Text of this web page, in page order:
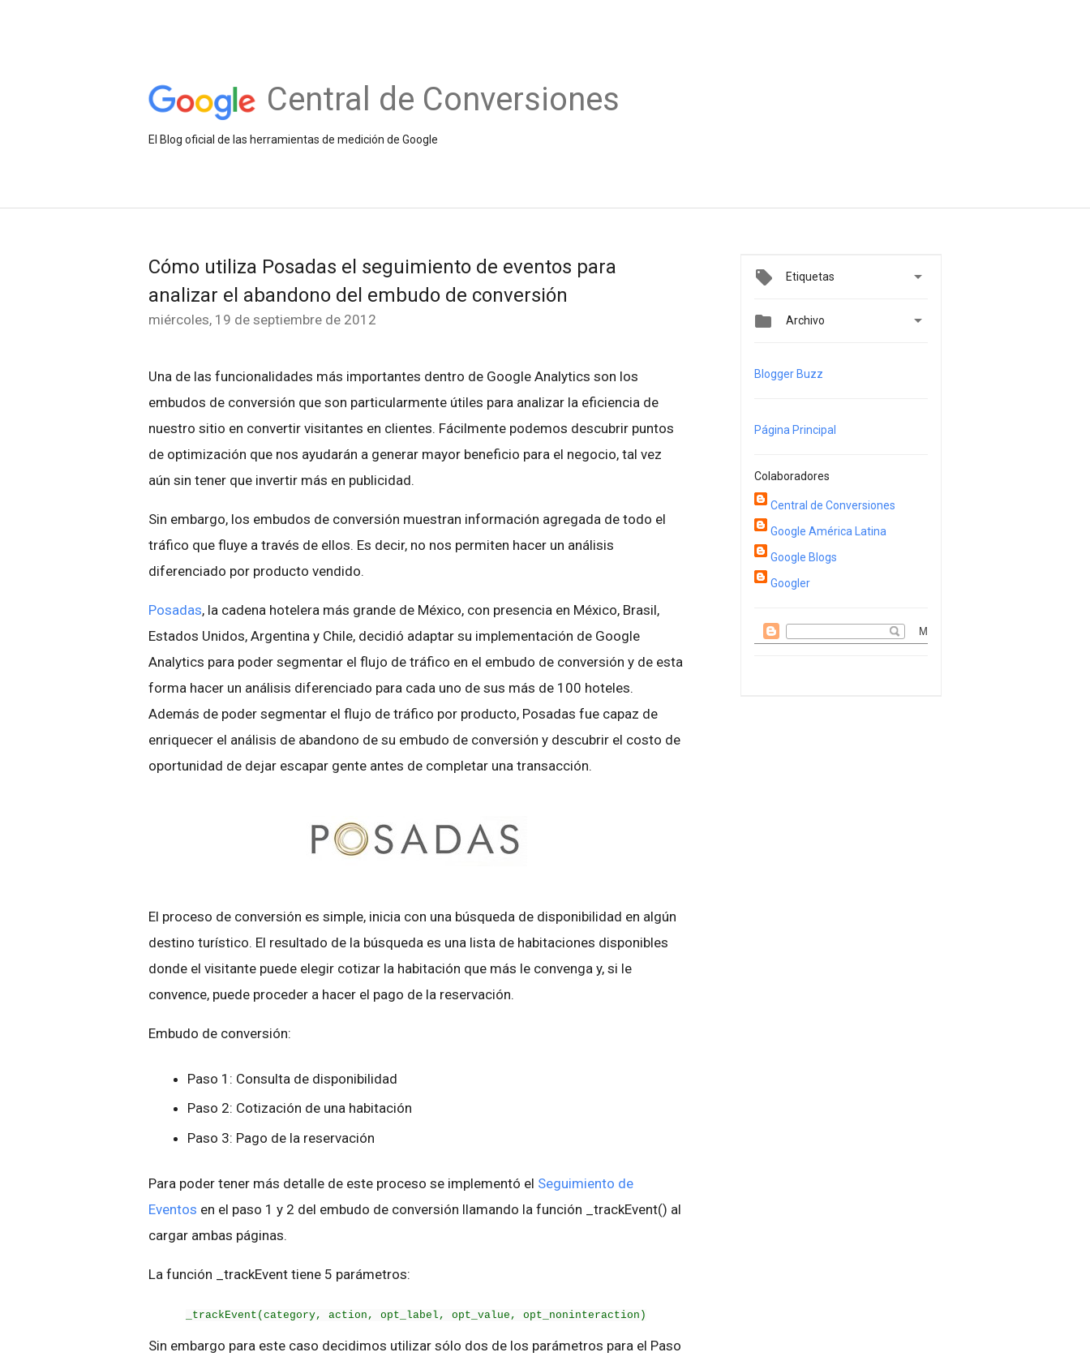
Central de Conversiones
El Blog oficial de las herramientas de medición de Google
Cómo utiliza Posadas el seguimiento de eventos para
analizar el abandono del embudo de conversión
miércoles, 19 de septiembre de 2012
Una de las funcionalidades más importantes dentro de Google Analytics son los
embudos de conversión que son particularmente útiles para analizar la eficiencia de
nuestro sitio en convertir visitantes en clientes. Fácilmente podemos descubrir puntos
de optimización que nos ayudarán a generar mayor beneficio para el negocio, tal vez
aún sin tener que invertir más en publicidad.
Sin embargo, los embudos de conversión muestran información agregada de todo el
tráfico que fluye a través de ellos. Es decir, no nos permiten hacer un análisis
diferenciado por producto vendido.
Posadas, la cadena hotelera más grande de México, con presencia en México, Brasil,
Estados Unidos, Argentina y Chile, decidió adaptar su implementación de Google
Analytics para poder segmentar el flujo de tráfico en el embudo de conversión y de esta
forma hacer un análisis diferenciado para cada uno de sus más de 100 hoteles.
Además de poder segmentar el flujo de tráfico por producto, Posadas fue capaz de
enriquecer el análisis de abandono de su embudo de conversión y descubrir el costo de
oportunidad de dejar escapar gente antes de completar una transacción.
El proceso de conversión es simple, inicia con una búsqueda de disponibilidad en algún
destino turístico. El resultado de la búsqueda es una lista de habitaciones disponibles
donde el visitante puede elegir cotizar la habitación que más le convenga y, si le
convence, puede proceder a hacer el pago de la reservación.
Embudo de conversión:
Paso 1: Consulta de disponibilidad
Paso 2: Cotización de una habitación
Paso 3: Pago de la reservación
Para poder tener más detalle de este proceso se implementó el Seguimiento de
Eventos en el paso 1 y 2 del embudo de conversión llamando la función _trackEvent() al
cargar ambas páginas.
La función _trackEvent tiene 5 parámetros:
_trackEvent(category, action, opt_label, opt_value, opt_noninteraction)
Sin embargo para este caso decidimos utilizar sólo dos de los parámetros para el Paso
Etiquetas 
 Archivo 
Blogger Buzz
Página Principal
Colaboradores
Central de Conversiones
Google América Latina
Google Blogs
Googler